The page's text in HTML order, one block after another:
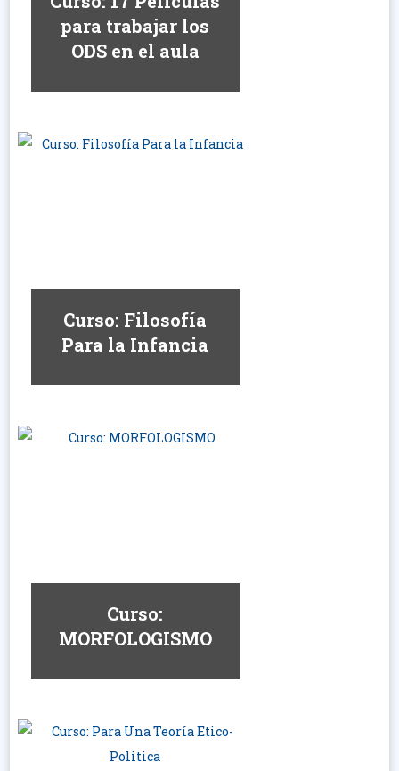
para trabajar los
ODS en el aula
Curso: Filosofía
Para la Infancia
Curso:
MORFOLOGISMO